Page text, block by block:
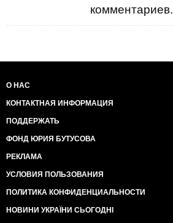
комментариев.
О НАС
КОНТАКТНАЯ ИНФОРМАЦИЯ
ПОДДЕРЖАТЬ
ФОНД ЮРИЯ БУТУСОВА
РЕКЛАМА
УСЛОВИЯ ПОЛЬЗОВАНИЯ
ПОЛИТИКА КОНФИДЕНЦИАЛЬНОСТИ
НОВИНИ УКРАЇНИ СЬОГОДНІ